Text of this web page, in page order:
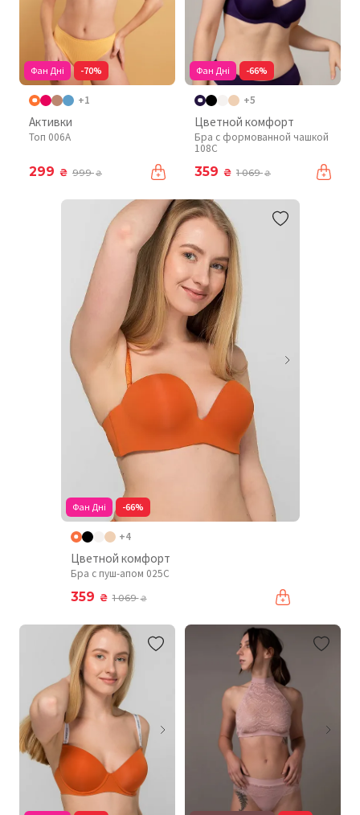
Фан Дні -70%
+1
Активки
Топ 006A
299 ₴ 999₴
Фан Дні -66%
+5
Цветной комфорт
Бра с формованной чашкой
108C
359 ₴ 1 069₴
Фан Дні -66%
+4
Цветной комфорт
Бра с пуш-апом 025C
359 ₴ 1 069₴